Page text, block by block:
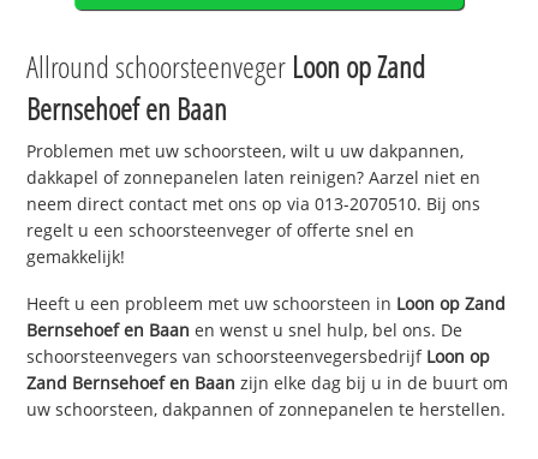
Allround schoorsteenveger Loon op Zand
Bernsehoef en Baan
Problemen met uw schoorsteen, wilt u uw dakpannen,
dakkapel of zonnepanelen laten reinigen? Aarzel niet en
neem direct contact met ons op via 013-2070510. Bij ons
regelt u een schoorsteenveger of offerte snel en
gemakkelijk!
Heeft u een probleem met uw schoorsteen in Loon op Zand
Bernsehoef en Baan en wenst u snel hulp, bel ons. De
schoorsteenvegers van schoorsteenvegersbedrijf Loon op
Zand Bernsehoef en Baan zijn elke dag bij u in de buurt om
uw schoorsteen, dakpannen of zonnepanelen te herstellen.